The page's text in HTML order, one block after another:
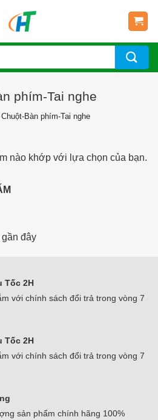
phím-Tai nghe
Chuột-Bàn phím-Tai nghe
nào khớp với lựa chọn của bạn.
gần đây
Tốc 2H
với chính sách đổi trả trong vòng 7
Tốc 2H
với chính sách đổi trả trong vòng 7
sản phẩm chính hãng 100%